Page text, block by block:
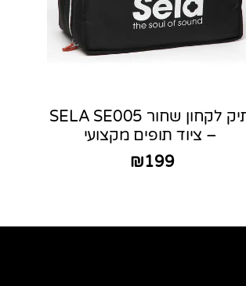
תיק לקחון שחור SELA SE005
– ציוד תופים מקצועי
₪199